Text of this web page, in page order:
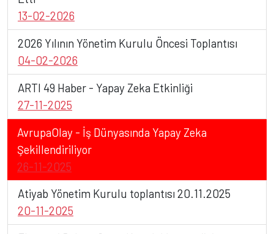
13-02-2026
2026 Yılının Yönetim Kurulu Öncesi Toplantısı
04-02-2026
ARTI 49 Haber - Yapay Zeka Etkinliği
27-11-2025
AvrupaOlay - İş Dünyasında Yapay Zeka
Şekillendiriliyor
26-11-2025
Atiyab Yönetim Kurulu toplantısı 20.11.2025
20-11-2025